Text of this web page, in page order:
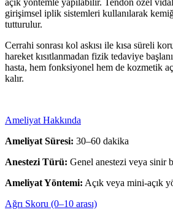
açık yöntemle yapılabilir. Tendon özel
girişimsel iplik sistemleri kullanılarak
tutturulur.
Cerrahi sonrası kol askısı ile kısa süreli
hareket kısıtlanmadan fizik tedaviye
hasta, hem fonksiyonel hem de kozmetik
kalır.
Ameliyat Hakkında
Ameliyat Süresi: 30–60 dakika
Anestezi Türü: Genel anestezi veya sinir
Ameliyat Yöntemi: Açık veya mini-açık
Ağrı Skoru (0–10 arası)